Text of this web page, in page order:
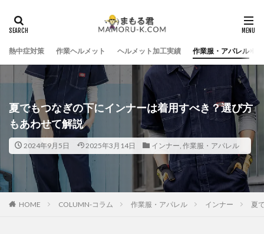
熱中症対策 作業ヘルメット ヘルメット加工実績 作業服・アパレル
夏でもつなぎの下にインナーは着用すべき？選び方
もあわせて解説
2024年9月5日 2025年3月14日 インナー, 作業服・アパレル
HOME COLUMN-コラム 作業服・アパレル インナー 夏